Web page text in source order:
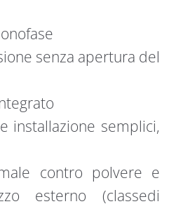
senza apertura del
installazione semplici,
contro polvere e
esterno (classedi